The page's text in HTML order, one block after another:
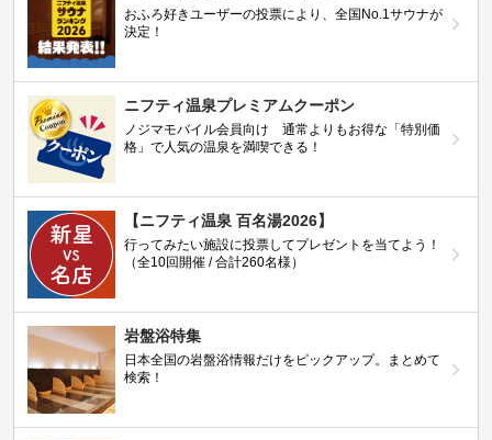
おふろ好きユーザーの投票により、全国No.1サウナが
決定！
ニフティ温泉プレミアムクーポン
ノジマモバイル会員向け 通常よりもお得な「特別価
格」で人気の温泉を満喫できる！
【ニフティ温泉 百名湯2026】
行ってみたい施設に投票してプレゼントを当てよう！
（全10回開催 / 合計260名様）
岩盤浴特集
日本全国の岩盤浴情報だけをピックアップ。まとめて
検索！